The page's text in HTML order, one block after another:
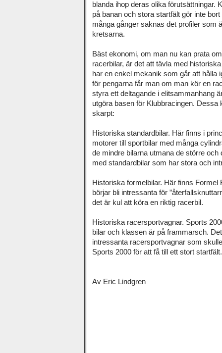
blanda ihop deras olika förutsättningar.
på banan och stora startfält gör inte
många gånger saknas det profiler som
kretsarna.
Bäst ekonomi, om man nu kan prata
racerbilar, är det att tävla med
har en enkel mekanik som går att hålla
för pengarna får man om man kör en
styra ett deltagande i elitsammanhang
utgöra basen för Klubbracingen. Dessa
skarpt:
Historiska standardbilar. Här finns i
motorer till sportbilar med många
de mindre bilarna utmana de större
med standardbilar som har stora och
Historiska formelbilar. Här finns
börjar bli intressanta för
det är kul att köra en riktig racerbil.
Historiska racersportvagnar. Sports
bilar och klassen är på frammarsch.
intressanta racersportvagnar som
Sports 2000 för att få till ett stort startfält.
Av Eric Lindgren